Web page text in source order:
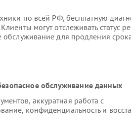
по всей РФ, бесплатную
могут отслеживать статус
обслуживание для продления
обслуживание данных
аккуратная работа с
конфиденциальность и